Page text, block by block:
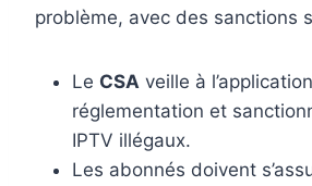
problème, avec des sanctions
Le CSA veille à
réglementation et
IPTV illégaux.
Les abonnés doivent